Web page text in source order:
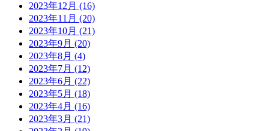
2023年12月 (16)
2023年11月 (20)
2023年10月 (21)
2023年9月 (20)
2023年8月 (4)
2023年7月 (12)
2023年6月 (22)
2023年5月 (18)
2023年4月 (16)
2023年3月 (21)